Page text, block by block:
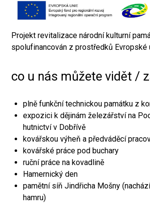
Projekt revitalizace národní kulturní
spolufinancován z prostředků Evropské
co u nás můžete vidět /
plně funkční technickou památku z
expozici k dějinám železářství na
hutnictví v Dobřívě
kovářskou výheň a předváděcí
kovářské práce pod buchary
ruční práce na kovadlině
Hamernický den
pamětní síň Jindřicha Mošny
hamru)